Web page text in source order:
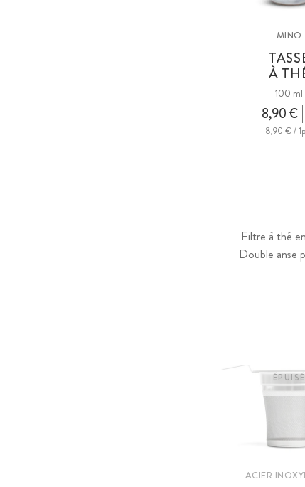
MINO
À
100 ml
8,90 €
8,90 € /
Filtre à thé
Double anse
ÉPUISÉ
ACIER